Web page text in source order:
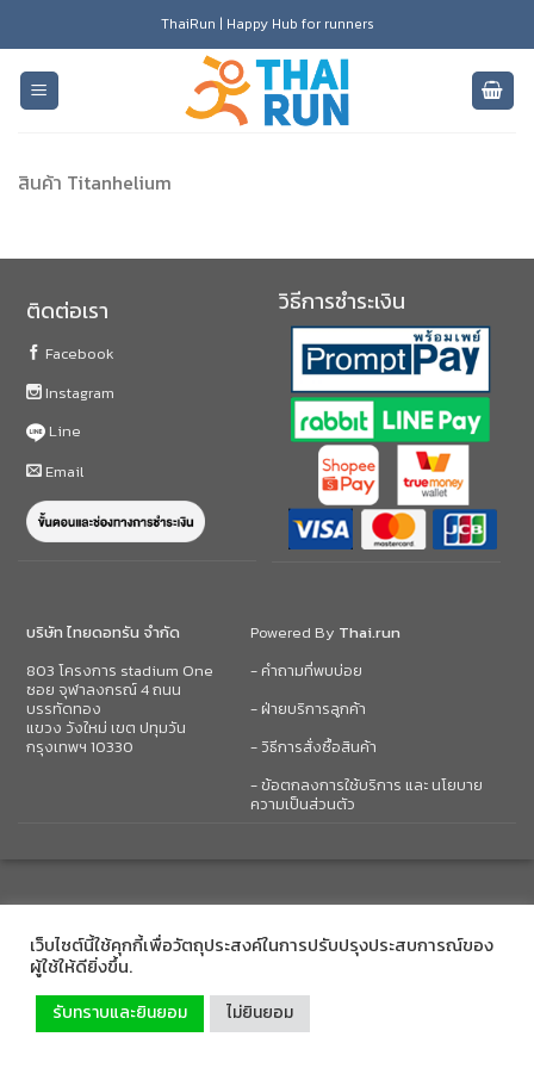
to
content
ThaiRun | Happy Hub for runners
สินค้า Titanhelium
ติดต่อเรา
Facebook
Instagram
Line
Email
วิธีการชำระเงิน
บริษัท ไทยดอทรัน จำกัด
803 โครงการ stadium One
ซอย จุฬาลงกรณ์ 4 ถนน
บรรทัดทอง
แขวง วังใหม่ เขต ปทุมวัน
กรุงเทพฯ 10330
Powered By Thai.run
- คำถามที่พบบ่อย
- ฝ่ายบริการลูกค้า
- วิธีการสั่งซื้อสินค้า
- ข้อตกลงการใช้บริการ และ นโยบาย
ความเป็นส่วนตัว
เว็บไซต์นี้ใช้คุกกี้เพื่อวัตถุประสงค์ในการปรับปรุงประสบการณ์ของ
ผู้ใช้ให้ดียิ่งขึ้น.
รับทราบและยินยอม ไม่ยินยอม